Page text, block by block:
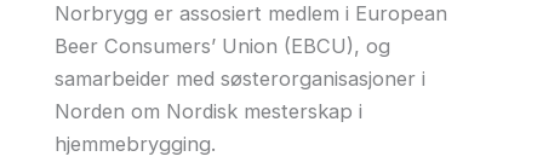
Norbrygg er assosiert medlem i European
Beer Consumers’ Union (EBCU), og
samarbeider med søsterorganisasjoner i
Norden om Nordisk mesterskap i
hjemmebrygging.